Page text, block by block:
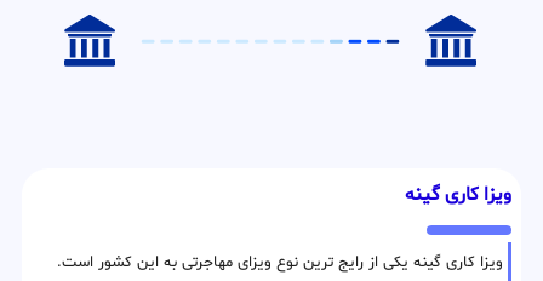
ویزا کاری گینه
ویزا کاری گینه یکی از رایج ترین نوع ویزای مهاجرتی به این کشور است.